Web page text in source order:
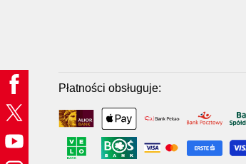
Płatności obsługuje: